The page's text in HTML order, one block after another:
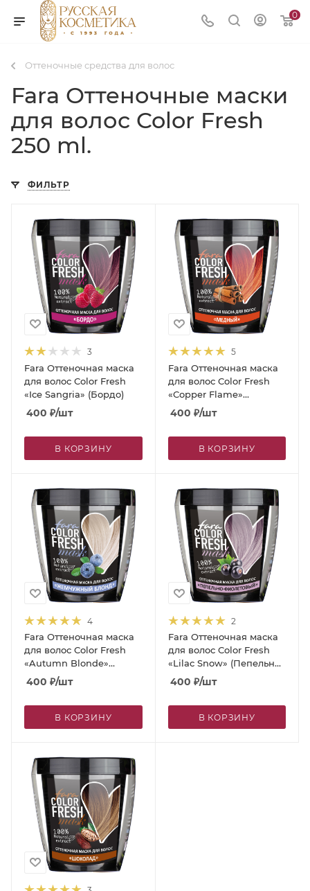
0
Оттеночные средства для волос
Fara Оттеночные маски
для волос Color Fresh
250 ml.
ФИЛЬТР
3
Fara Оттеночная маска
для волос Color Fresh
«Ice Sangria» (Бордо)
400 ₽/шт
В КОРЗИНУ
5
Fara Оттеночная маска
для волос Color Fresh
«Copper Flame»
(Медный)
400 ₽/шт
В КОРЗИНУ
4
Fara Оттеночная маска
для волос Color Fresh
«Autumn Blonde»
(Жемчужный блонд)
400 ₽/шт
В КОРЗИНУ
2
Fara Оттеночная маска
для волос Color Fresh
«Lilac Snow» (Пепельно-
фиолетовый)
400 ₽/шт
В КОРЗИНУ